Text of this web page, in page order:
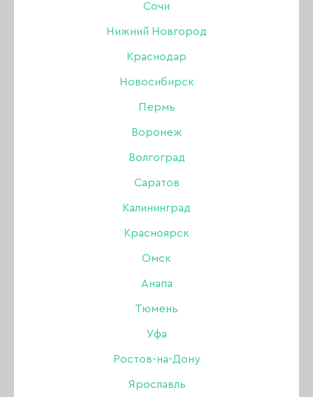
Сочи
Нижний Новгород
Краснодар
Новосибирск
Пермь
Воронеж
Волгоград
Саратов
Калининград
Красноярск
Омск
Анапа
Тюмень
Уфа
Ростов-на-Дону
Ярославль
Аппарат Marathon 3 Champion H35LSP без
В наличии в интернет-магазине